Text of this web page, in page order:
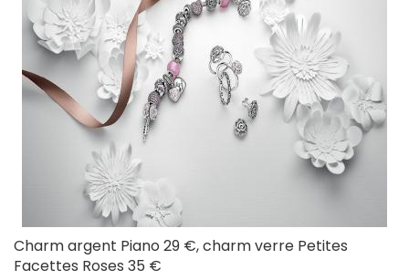
Charm argent Piano 29 €, charm verre Petites
Facettes Roses 35 €